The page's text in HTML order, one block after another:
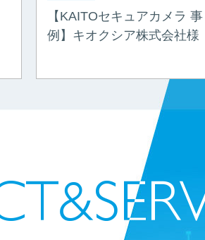
【KAITOセキュアカメラ 事
例】キオクシア株式会社様